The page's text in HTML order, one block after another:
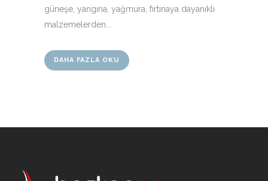
güneşe, yangına, yağmura, fırtınaya dayanıklı
malzemelerden...
DAHA FAZLA OKU